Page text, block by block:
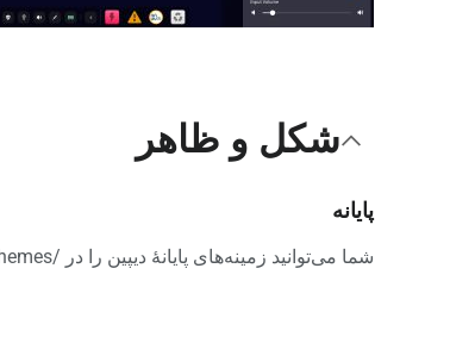
شکل و ظاهر
پایانه
شما می‌توانید زمینه‌های پایانهٔ دیپین را در /config/deepin/deepin-terminal/themes./~ اضافه یا ویرایش کنید.